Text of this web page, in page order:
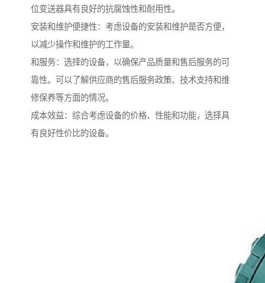
位变送器具有良好的抗腐蚀性和耐用性。
安装和维护便捷性：考虑设备的安装和维护是否方便，
以减少操作和维护的工作量。
和服务：选择的设备，以确保产品质量和售后服务的可
靠性。可以了解供应商的售后服务政策、技术支持和维
修保养等方面的情况。
成本效益：综合考虑设备的价格、性能和功能，选择具
有良好性价比的设备。